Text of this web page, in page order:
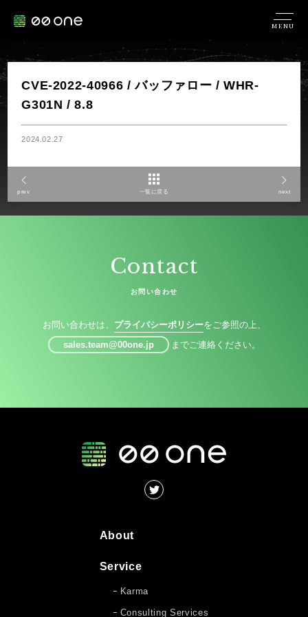
MENU
CVE-2022-40966 / バッファロー / WHR-
G301N / 8.8
2024.02.27
prev 一覧に戻る next
Contact
お問い合わせ
お問い合わせは、 プライバシーポリシーをご参照の上、
sales.team@00one.jp
までご連絡ください。
About
Service
Karma
Consulting Services